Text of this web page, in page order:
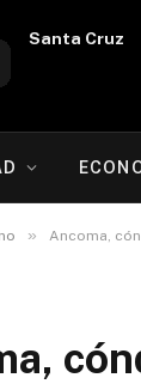
Oruro
» Ancoma,